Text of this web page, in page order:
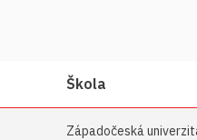
Škola
Západočeská